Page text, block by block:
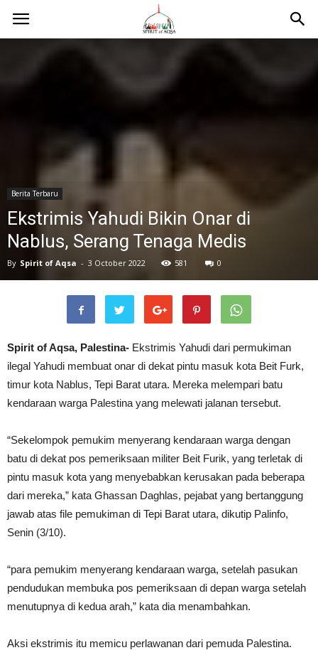
Berita Terbaru
Ekstrimis Yahudi Bikin Onar di
Nablus, Serang Tenaga Medis
By Spirit of Aqsa - 3 October 2022 581 0
Spirit of Aqsa, Palestina- Ekstrimis Yahudi dari permukiman
ilegal Yahudi membuat onar di dekat pintu masuk kota Beit Furk,
timur kota Nablus, Tepi Barat utara. Mereka melempari batu
kendaraan warga Palestina yang melewati jalanan tersebut.
“Sekelompok pemukim menyerang kendaraan warga dengan
batu di dekat pos pemeriksaan militer Beit Furik, yang terletak di
pintu masuk kota yang menyebabkan kerusakan pada beberapa
dari mereka,” kata Ghassan Daghlas, pejabat yang bertanggung
jawab atas file pemukiman di Tepi Barat utara, dikutip Palinfo,
Senin (3/10).
“para pemukim menyerang kendaraan warga, setelah pasukan
pendudukan membuka pos pemeriksaan di depan warga setelah
menutupnya di kedua arah,” kata dia menambahkan.
Aksi ekstrimis itu memicu perlawanan dari pemuda Palestina.